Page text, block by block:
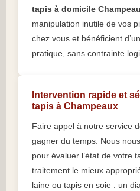
tapis à domicile
manipulation inutile de vos
chez vous et bénéficient
pratique, sans contrainte
Intervention rapide et
tapis à Champeaux
Faire appel à notre service
gagner du temps. Nous
pour évaluer l’état de votre
traitement le mieux
laine ou tapis en soie : un